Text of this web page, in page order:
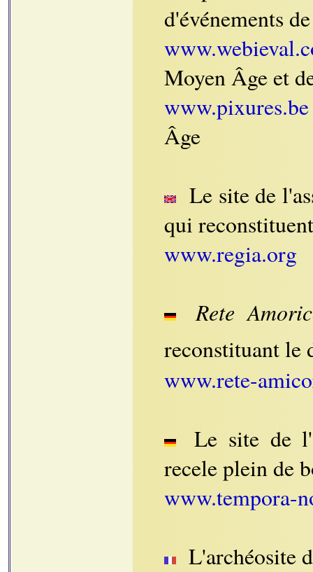
d'événements
Moyen Âge et
www.pixures.be
Âge
Le site de
qui
www.regia.org
Rete
reconstituant le
www.rete-
Le site de
recele plein de
www.tempora-
L'archéosite